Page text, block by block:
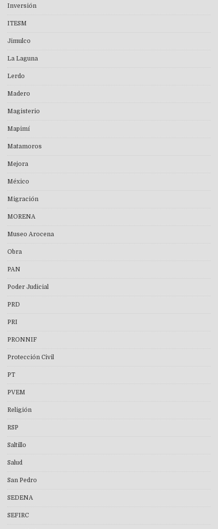
Inversión
ITESM
Jimulco
La Laguna
Lerdo
Madero
Magisterio
Mapimí
Matamoros
Mejora
México
Migración
MORENA
Museo Arocena
Obra
PAN
Poder Judicial
PRD
PRI
PRONNIF
Protección Civil
PT
PVEM
Religión
RSP
Saltillo
Salud
San Pedro
SEDENA
SEFIRC